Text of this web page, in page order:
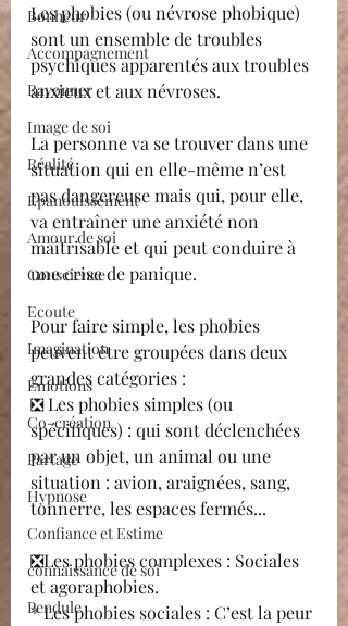
Bonheur
Accompagnement
Rayonner
Image de soi
Réalité
Epanouissement
Amour de soi
Conscience
Ecoute
Imagination
Emotions
Co-création
Partage
Hypnose
Confiance et Estime
connaissance de soi
Pendule
Les phobies (ou névrose phobique)
sont un ensemble de troubles
psychiques apparentés aux troubles
anxieux et aux névroses.
La personne va se trouver dans une
situation qui en elle-même n’est
pas dangereuse mais qui, pour elle,
va entraîner une anxiété non
maîtrisable et qui peut conduire à
une crise de panique.
Pour faire simple, les phobies
peuvent être groupées dans deux
grandes catégories :
❎ Les phobies simples (ou
spécifiques) : qui sont déclenchées
par un objet, un animal ou une
situation : avion, araignées, sang,
tonnerre, les espaces fermés...
❎Les phobies complexes : Sociales
et agoraphobies.
* Les phobies sociales : C’est la peur